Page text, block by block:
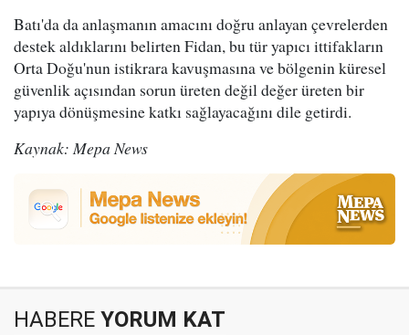
Batı'da da anlaşmanın amacını doğru anlayan çevrelerden
destek aldıklarını belirten Fidan, bu tür yapıcı ittifakların
Orta Doğu'nun istikrara kavuşmasına ve bölgenin küresel
güvenlik açısından sorun üreten değil değer üreten bir
yapıya dönüşmesine katkı sağlayacağını dile getirdi.
Kaynak: Mepa News
HABERE YORUM KAT